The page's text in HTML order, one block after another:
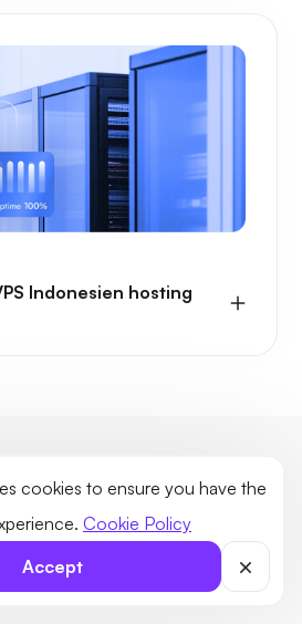
cookies to ensure you have the
Cookie Policy
Accept
Indonesien hosting
VPS
VPS-spørgsmål, eller spørg UltaAI
assistance.